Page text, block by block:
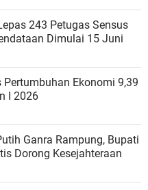
243 Petugas Sensus
Dimulai 15 Juni
Pertumbuhan Ekonomi 9,39
I 2026
Ganra Rampung, Bupati
Dorong Kesejahteraan